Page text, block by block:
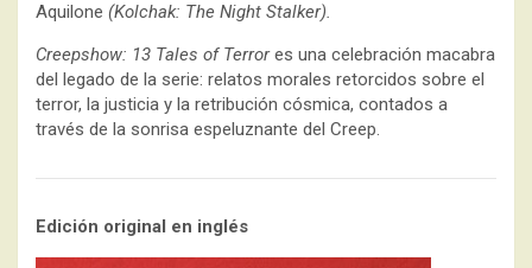
Aquilone (Kolchak: The Night Stalker).
Creepshow: 13 Tales of Terrores una celebración macabra
del legado de la serie: relatos morales retorcidos sobre el
terror, la justicia y la retribución cósmica, contados a
través de la sonrisa espeluznante del Creep.
Edición original en inglés